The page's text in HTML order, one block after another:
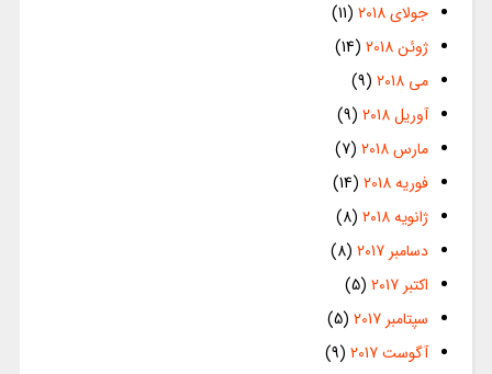
جولای 2018
(11)
ژوئن 2018
(14)
می 2018
(9)
آوریل 2018
(9)
مارس 2018
(7)
فوریه 2018
(14)
ژانویه 2018
(8)
دسامبر 2017
(8)
اکتبر 2017
(5)
سپتامبر 2017
(5)
آگوست 2017
(9)